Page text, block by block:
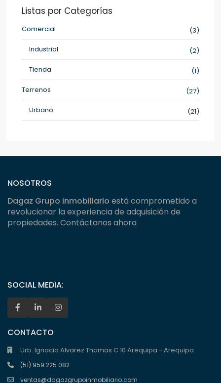
Listas por Categorías
Comercial
(3)
Industrial
(2)
Tienda
(1)
Terrenos
(27)
Urbano
(21)
NOSOTROS
Dagaz Grupo inmobiliario está comprometido a
revolucionar la experiencia de adquisición de
propiedades. Contáctanos ahora
SOCIAL MEDIA:
CONTACTO
Urb. Ignacio Alvarez Thomas C 10 Arequipa - Arequipa
(51) 959 225 082
ventas@dagazgrupoinmobiliario.com